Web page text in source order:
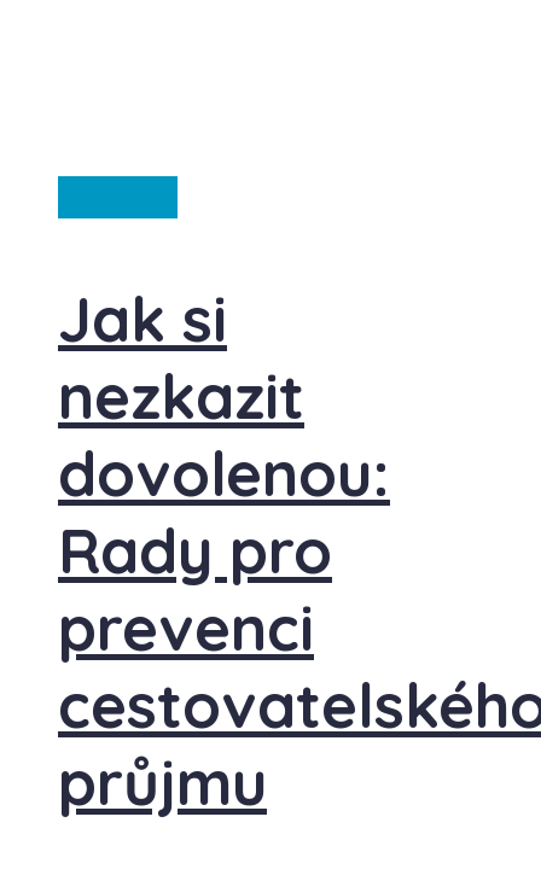
Jak si
nezkazit
dovolenou:
Rady pro
prevenci
průjmu